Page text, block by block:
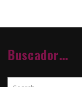
Buscador…